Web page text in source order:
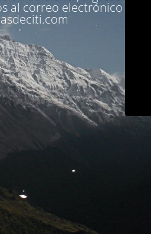
al correo electrónico